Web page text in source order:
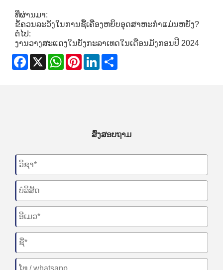
ທີ່ຜ່ານມາ:
ຂໍ້ຄວນລະວັງໃນການຊື້ເຄື່ອງຫຍິບອຸດສາຫະກໍາແມ່ນຫຍັງ?
ຕໍ່ໄປ:
ງານວາງສະແດງໃນບັງກະລາເທດໃນເດືອນມັງກອນປີ 2024
Facebook
X WhatsApp
PinterestLinkedIn
ສົ່ງສອບຖາມ